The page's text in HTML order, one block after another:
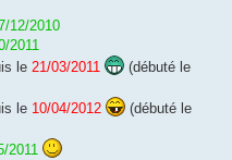
12/2010
2011
le 21/03/2011
(débuté le
le 10/04/2012
(débuté le
2011